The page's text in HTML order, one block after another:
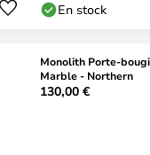
En stock
Monolith Porte-
Marble - Northern
130,00 €